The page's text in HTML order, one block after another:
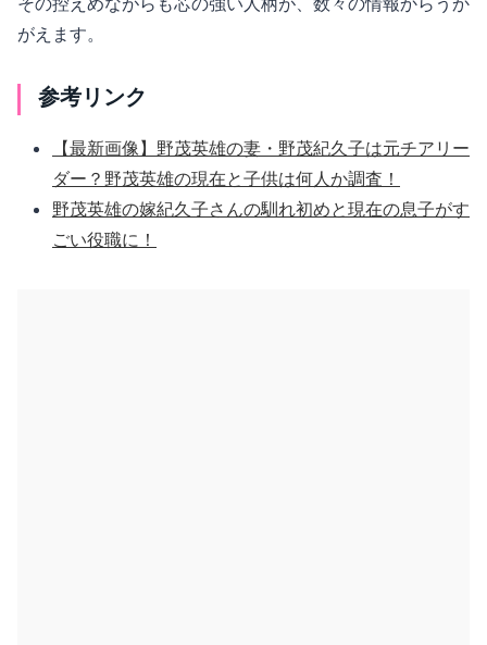
がえます。
参考リンク
【最新画像】野茂英雄の妻・野茂紀久子は元チアリー
ダー？野茂英雄の現在と子供は何人か調査！
野茂英雄の嫁紀久子さんの馴れ初めと現在の息子がす
ごい役職に！